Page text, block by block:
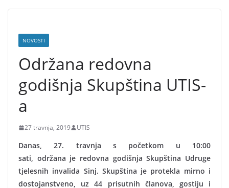
NOVOSTI
Održana redovna
godišnja Skupština UTIS-
a
27 travnja, 2019 UTIS
Danas,27. travnja s početkom u 10:00
sati, održana je redovna godišnja Skupština Udruge
tjelesnih invalida Sinj. Skupština je protekla mirno i
dostojanstveno, uz 44 prisutnih članova, gostiju i